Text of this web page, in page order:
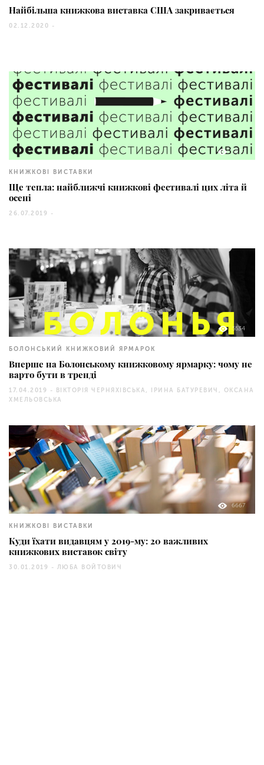
Найбільша книжкова виставка США закривається
02.12.2020 -
3837
КНИЖКОВІ ВИСТАВКИ
Ще тепла: найближчі книжкові фестивалі цих літа й
осені
26.07.2019 -
5534
БОЛОНСЬКИЙ КНИЖКОВИЙ ЯРМАРОК
Вперше на Болонському книжковому ярмарку: чому не
варто бути в тренді
17.04.2019 - ВІКТОРІЯ ЧЕРНЯХІВСЬКА, ІРИНА БАТУРЕВИЧ, ОКСАНА
ХМЕЛЬОВСЬКА
6667
КНИЖКОВІ ВИСТАВКИ
Куди їхати видавцям у 2019-му: 20 важливих
книжкових виставок світу
30.01.2019 - ЛЮБА ВОЙТОВИЧ